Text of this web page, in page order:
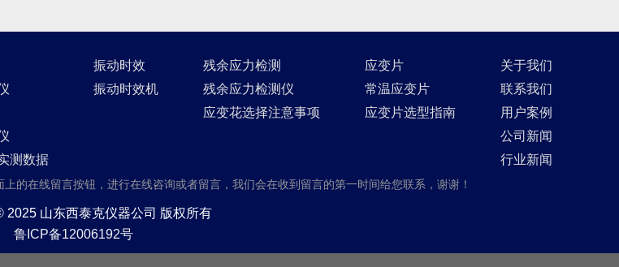
测数据
振动时效
振动时效机
残余应力检测
残余应力检测仪
应变花选择注意事项
应变片
常温应变片
应变片选型指南
关于我们
联系我们
用户案例
公司新闻
行业新闻
的在线留言按钮，进行在线咨询或者留言，我们会在收到留言的第一时间给您联系，谢谢！
2025 山东西泰克仪器公司 版权所有
鲁ICP备12006192号